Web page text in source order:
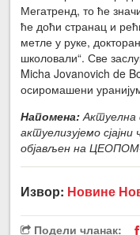
Мегатренд, то ће
ће доћи странац и
метле у руке,
школовали“. Све
Micha Jovanovich de
осиромашени
Напомена:Актуелна
актуелизујемо
објављен на
Извор: Новине
Подели чланак: